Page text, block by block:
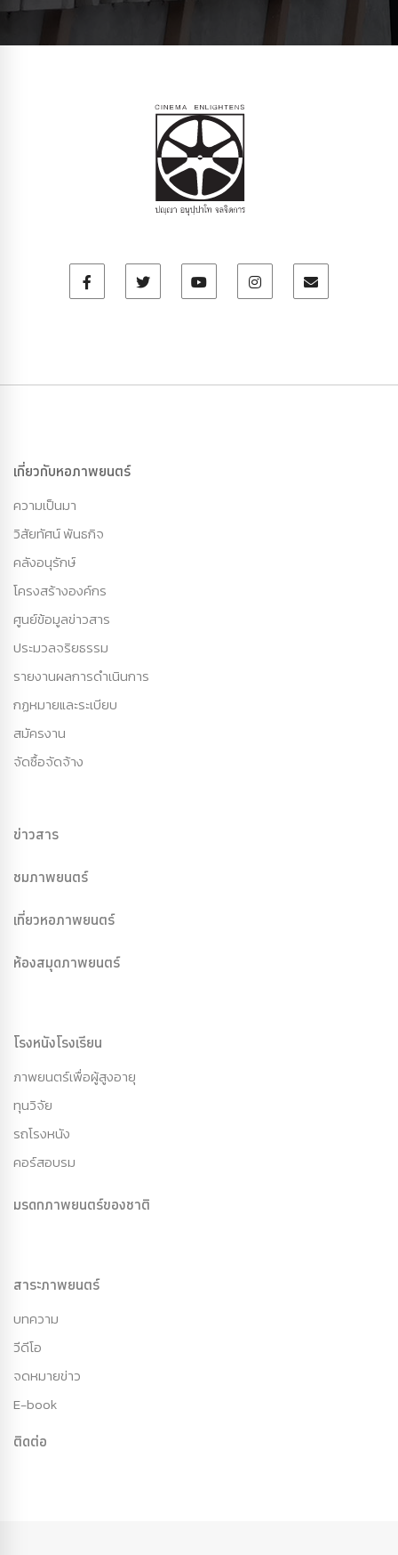
เกี่ยวกับหอภาพยนตร์
ความเป็นมา
วิสัยทัศน์ พันธกิจ
คลังอนุรักษ์
โครงสร้างองค์กร
ศูนย์ข้อมูลข่าวสาร
ประมวลจริยธรรม
รายงานผลการดำเนินการ
กฏหมายและระเบียบ
สมัครงาน
จัดซื้อจัดจ้าง
ข่าวสาร
ชมภาพยนตร์
เที่ยวหอภาพยนตร์
ห้องสมุดภาพยนตร์
โรงหนังโรงเรียน
ภาพยนตร์เพื่อผู้สูงอายุ
ทุนวิจัย
รถโรงหนัง
คอร์สอบรม
มรดกภาพยนตร์ของชาติ
สาระภาพยนตร์
บทความ
วีดีโอ
จดหมายข่าว
E-book
ติดต่อ